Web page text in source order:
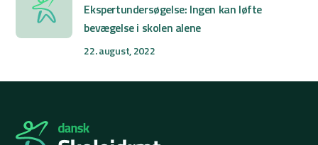
Ekspertundersøgelse: Ingen kan løfte
bevægelse i skolen alene
22. august, 2022